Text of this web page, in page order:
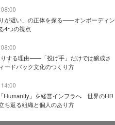
りが遅い」の正体を探る——オンボーディン
4つの視点
する理由——「投げ手」だけでは醸成さ
ードバック文化のつくり方
Humanity」を経営インフラへ 世界のHR
ち返る組織と個人のあり方